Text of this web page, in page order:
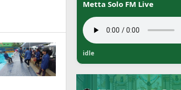
Metta Solo FM Live
idle